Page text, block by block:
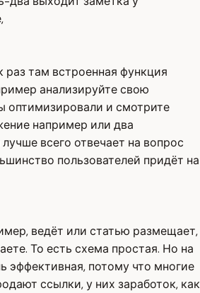
раз там встроенная функция
анализируйте свою
оптимизировали и смотрите
например или два
всего отвечает на вопрос
пользователей придёт на
ведёт или статью размещает,
То есть схема простая. Но на
эффективная, потому что многие
ссылки, у них заработок, как